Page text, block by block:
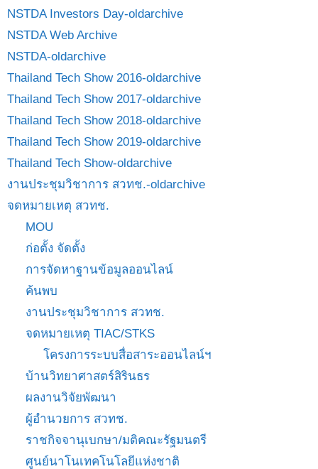
NSTDA Investors Day-oldarchive
NSTDA Web Archive
NSTDA-oldarchive
Thailand Tech Show 2016-oldarchive
Thailand Tech Show 2017-oldarchive
Thailand Tech Show 2018-oldarchive
Thailand Tech Show 2019-oldarchive
Thailand Tech Show-oldarchive
งานประชุมวิชาการ สวทช.-oldarchive
จดหมายเหตุ สวทช.
MOU
ก่อตั้ง จัดตั้ง
การจัดหาฐานข้อมูลออนไลน์
ค้นพบ
งานประชุมวิชาการ สวทช.
จดหมายเหตุ TIAC/STKS
โครงการระบบสื่อสาระออนไลน์ฯ
บ้านวิทยาศาสตร์สิรินธร
ผลงานวิจัยพัฒนา
ผู้อำนวยการ สวทช.
ราชกิจจานุเบกษา/มติคณะรัฐมนตรี
ศูนย์นาโนเทคโนโลยีแห่งชาติ